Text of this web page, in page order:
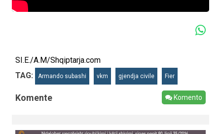
SI.E./A.M/Shqiptarja.com
TAG:
Armando subashi vkm gjendja civile Fier
Komente Komento